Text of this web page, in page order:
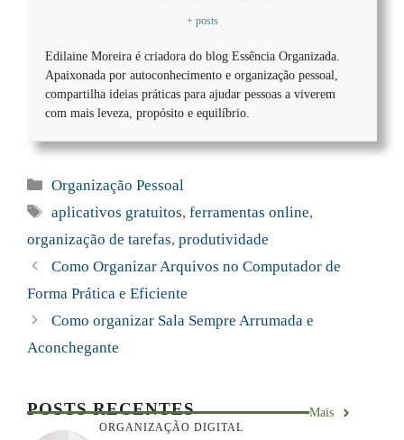
+ posts
Edilaine Moreira é criadora do blog Essência Organizada.
Apaixonada por autoconhecimento e organização pessoal,
compartilha ideias práticas para ajudar pessoas a viverem
com mais leveza, propósito e equilíbrio.
Categorias
Organização Pessoal
Tags
aplicativos gratuitos,ferramentas online,
organização de tarefas, produtividade
Como Organizar Arquivos no Computador de
Forma Prática e Eficiente
Como organizar Sala Sempre Arrumada e
Aconchegante
POSTS RECENTES Mais
ORGANIZAÇÃO DIGITAL